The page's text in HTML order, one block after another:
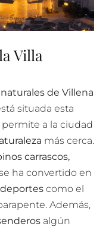
Villa
de Villena
situada esta
permite a la ciudad
más cerca.
carrascos,
ha convertido en
como el
Además,
algún